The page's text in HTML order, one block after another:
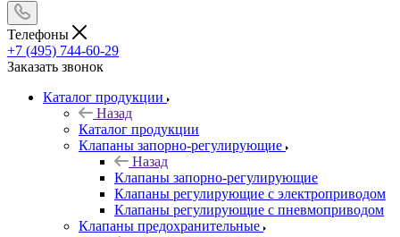
Телефоны
+7 (495) 744-60-29
Заказать звонок
Каталог продукции
Назад
Каталог продукции
Клапаны запорно-регулирующие
Назад
Клапаны запорно-регулирующие
Клапаны регулирующие с электроприводом
Клапаны регулирующие с пневмоприводом
Клапаны предохранительные